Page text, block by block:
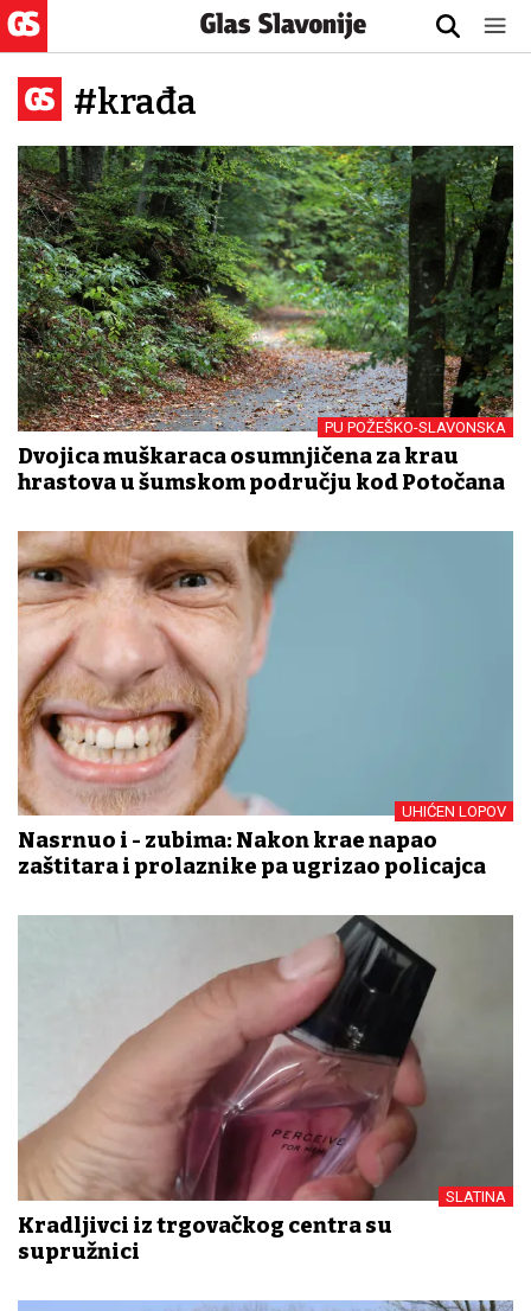
#krađa
PU POŽEŠKO-SLAVONSKA
Dvojica muškaraca osumnjičena za krađu
hrastova u šumskom području kod Potočana
UHIĆEN LOPOV
Nasrnuo i - zubima: Nakon krađe napao
zaštitara i prolaznike pa ugrizao policajca
SLATINA
Kradljivci iz trgovačkog centra su
supružnici